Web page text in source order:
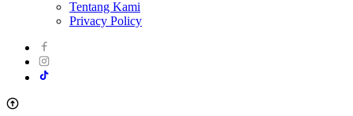
Tentang Kami
Privacy Policy